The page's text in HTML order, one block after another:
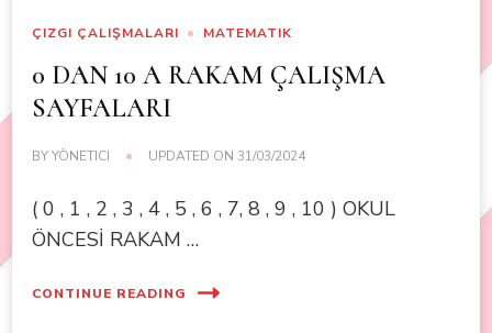
ÇIZGI ÇALIŞMALARI MATEMATIK
0 DAN 10 A RAKAM ÇALIŞMA
SAYFALARI
BYYÖNETICI UPDATED ON 31/03/2024
( 0 , 1 , 2 , 3 , 4 , 5 , 6 , 7, 8 , 9 , 10 ) OKUL
ÖNCESİ RAKAM …
CONTINUE READING